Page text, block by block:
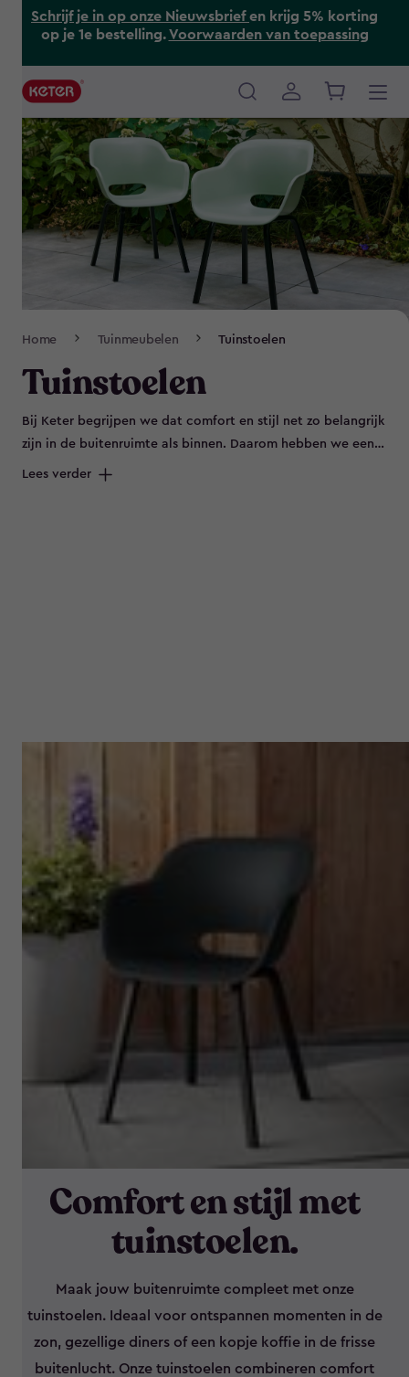
Schrijf je in op onze Nieuwsbriefen krijg 5% korting
op je 1e bestelling.Voorwaarden van toepassing
Main
navigation
Navigation
Home Tuinmeubelen Tuinstoelen
Tuinstoelen
Bij Keter begrijpen we dat comfort en stijl net zo belangrijk
zijn in de buitenruimte als binnen. Daarom hebben we een
uitgebreide collectie tuinstoelen samengesteld die aan al
daartussenin, we hebben tuinstoelen voor elke smaak. . Dus
werken of te entertainen.
Lees verder
Comfort en stijl met
tuinstoelen.
Maak jouw buitenruimte compleet met onze
tuinstoelen. Ideaal voor ontspannen momenten in de
zon, gezellige diners of een kopje koffie in de frisse
buitenlucht. Onze tuinstoelen combineren comfort